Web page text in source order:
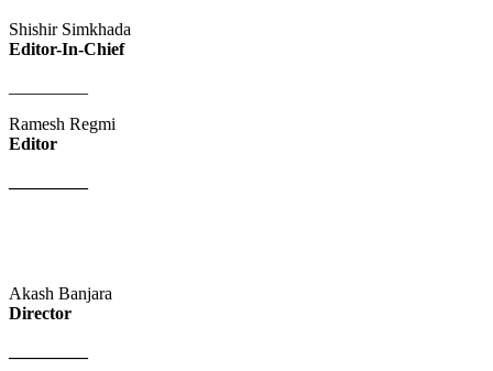
Shishir Simkhada
Editor-In-Chief
Ramesh Regmi
Editor
Akash Banjara
Director